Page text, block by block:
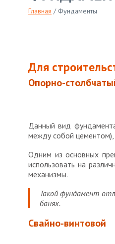
Главная / Фундаменты
Для
Опорно-
Данный вид
между собой цементом),
Одним из основных
использовать на
механизмы.
Такой фундамент
банях.
Свайно-винтовой